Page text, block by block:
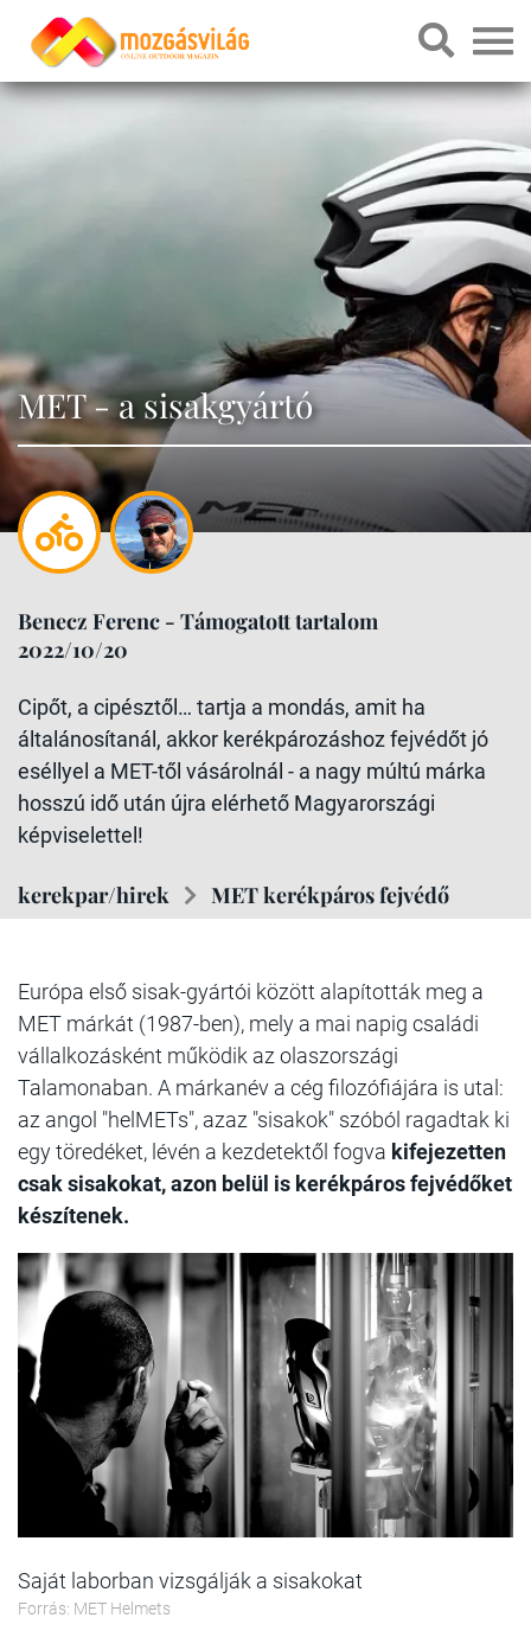
MET - a sisakgyártó
Benecz Ferenc - Támogatott tartalom
2022/10/20
Cipőt, a cipésztől… tartja a mondás, amit ha
általánosítanál, akkor kerékpározáshoz fejvédőt jó
eséllyel a MET-től vásárolnál - a nagy múltú márka
hosszú idő után újra elérhető Magyarországi
képviselettel!
kerekpar/hirek MET kerékpáros fejvédő
Európa első sisak-gyártói között alapították meg a
MET márkát (1987-ben), mely a mai napig családi
vállalkozásként működik az olaszországi
Talamonaban. A márkanév a cég filozófiájára is utal:
az angol "helMETs", azaz "sisakok" szóból ragadtak ki
egy töredéket, lévén a kezdetektől fogva kifejezetten
csak sisakokat, azon belül is kerékpáros fejvédőket
készítenek.
Saját laborban vizsgálják a sisakokat
Forrás: MET Helmets